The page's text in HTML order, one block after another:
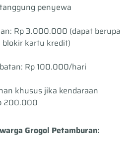
penyewa
Rp 3.000.000 (dapat berupa
kartu kredit)
Rp 100.000/hari
khusus jika kendaraan
200.000
Grogol Petamburan: